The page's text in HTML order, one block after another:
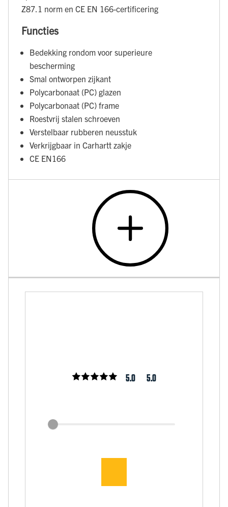
Z87.1 norm en CE EN 166-certificering
Functies
Bedekking rondom voor superieure
bescherming
Smal ontworpen zijkant
Polycarbonaat (PC) glazen
Polycarbonaat (PC) frame
Roestvrij stalen schroeven
Verstelbaar rubberen neusstuk
Verkrijgbaar in Carhartt zakje
CE EN166
5.0 5.0